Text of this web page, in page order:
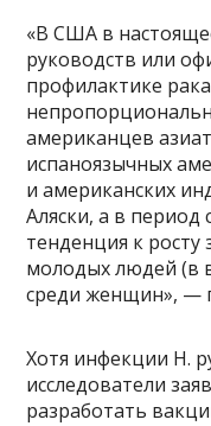
«В США в
руководств или
профилактике
американцев
испаноязычных
и американских
Аляски, а в период
тенденция к росту
молодых людей (в
среди женщин», —
Хотя инфекции H.
исследователи
разработать